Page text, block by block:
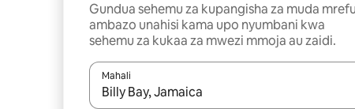
Gundua sehemu za kupangisha za muda mrefu
ambazo unahisi kama upo nyumbani kwa
sehemu za kukaa za mwezi mmoja au zaidi.
Mahali
Wakati matokeo yanapatikana, vinjari kwa